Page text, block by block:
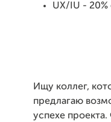
UX/IU - 20%
Ищу коллег,
предлагаю
успехе